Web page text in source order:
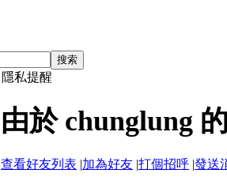
搜索
隱私提醒
由於 chunglung
查看好友列表 |加為好友 |打個招呼 |發送